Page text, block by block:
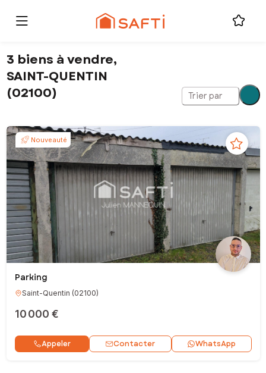
3 biens à vendre,
SAINT-QUENTIN
(02100)
Trier par
Nouveauté
Parking
Saint-Quentin (02100)
10 000 €
Appeler Contacter WhatsApp